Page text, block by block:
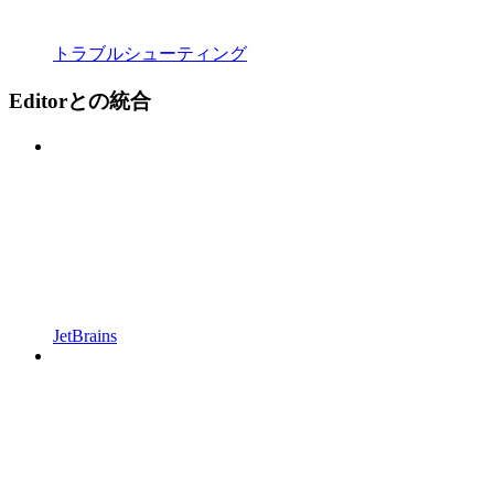
トラブルシューティング
Editorとの統合
JetBrains